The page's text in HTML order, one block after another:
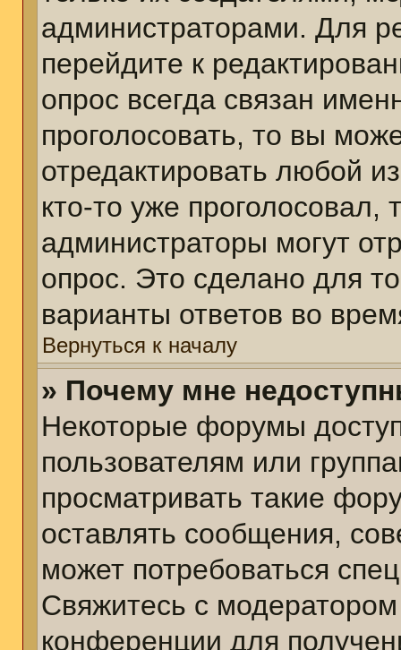
администраторами. Для
перейдите к
опрос всегда связан
проголосовать, то вы
отредактировать любой
кто-то уже
администраторы могут
опрос. Это сделано для
варианты ответов во
Вернуться к началу
» Почему мне
Некоторые форумы
пользователям или
просматривать такие
оставлять сообщения,
может потребоваться
Свяжитесь с
конференции для